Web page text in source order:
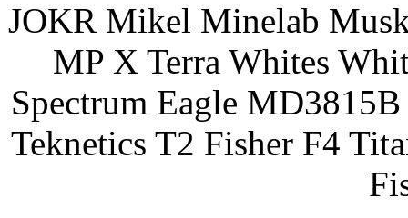
JOKR Mikel Minelab
MP X Terra Whites
Spectrum Eagle
Teknetics T2 Fisher F4